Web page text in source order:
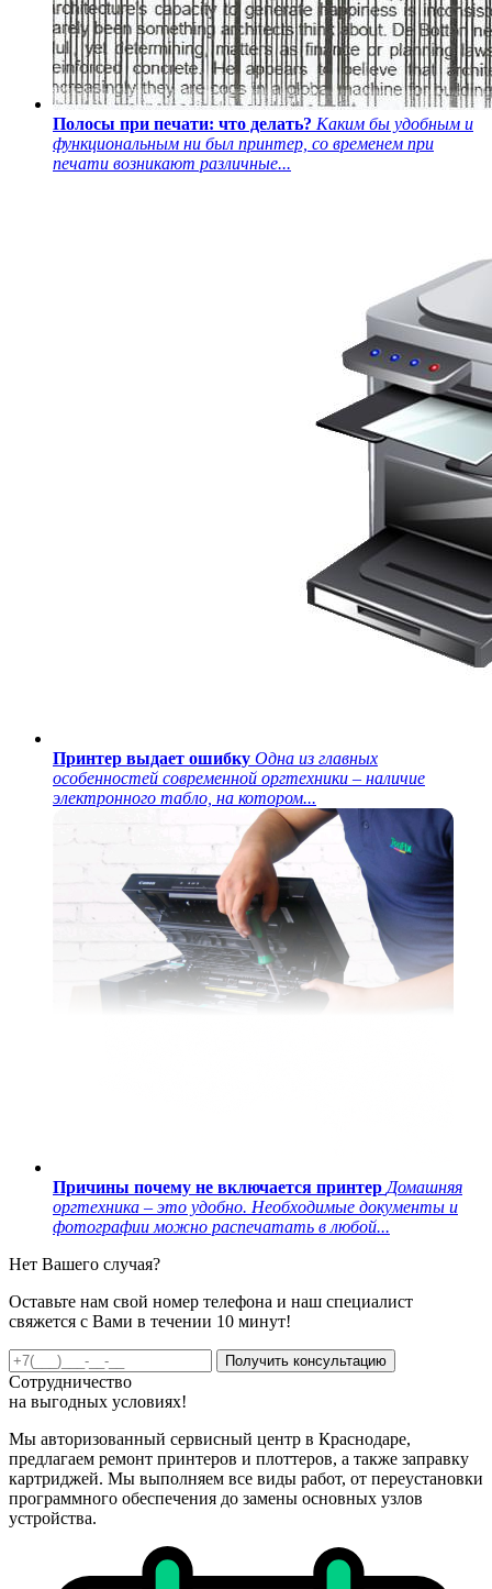
Полосы при печати: что делать? Каким бы удобным и
функциональным ни был принтер, со временем при
печати возникают различные...
Принтер выдает ошибку Одна из главных
особенностей современной оргтехники – наличие
электронного табло, на котором...
Причины почему не включается принтер Домашняя
оргтехника – это удобно. Необходимые документы и
фотографии можно распечатать в любой...
Нет Вашего случая?
Оставьте нам свой номер телефона и наш специалист
свяжется с Вами в течении 10 минут!
Получить консультацию
Сотрудничество
на выгодных условиях!
Мы авторизованный сервисный центр в Краснодаре,
предлагаем ремонт принтеров и плоттеров, а также заправку
картриджей. Мы выполняем все виды работ, от переустановки
программного обеспечения до замены основных узлов
устройства.